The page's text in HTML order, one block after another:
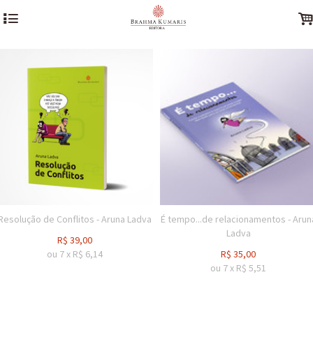
4
de Conflitos - Aruna Ladva
R$ 39,00
ou 7x R$ 6,14
É tempo...de relacionamentos -
Ladva
R$ 35,00
ou 7x R$ 5,51